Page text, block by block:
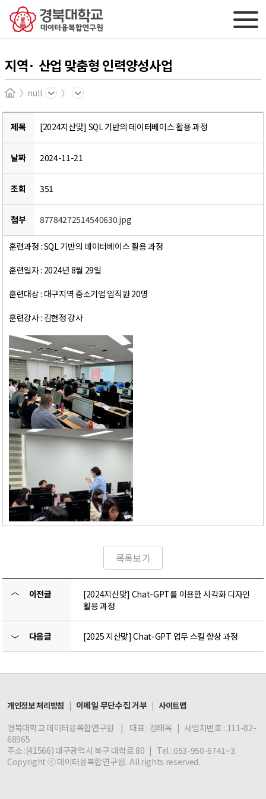
지역· 산업 맞춤형 인력양성사업
Homenull
제목 [2024지산맞] SQL 기반의 데이터베이스 활용 과정
날짜 2024-11-21
조회 351
첨부 87784272514540630.jpg
훈련과정 : SQL 기반의 데이터베이스 활용 과정
훈련일자 : 2024년 8월 29일
훈련대상 : 대구지역 중소기업 임직원 20명
훈련강사 : 김현정 강사
목록보기
〈 이전글
[2024지산맞] Chat-GPT를 이용한 시각화 디자인
활용 과정
〉 다음글 [2025 지산맞] Chat-GPT 업무 스킬 향상 과정
개인정보 처리방침 | 이메일 무단수집 거부 | 사이트맵
경북대학교 데이터융복합연구원 | 대표 : 정태옥 | 사업자번호 : 111-82-
68965
주소 :(41566) 대구광역시 북구 대학로 80 | Tel : 053-950-6741~3
Copyright ⓒ 데이터융복합연구원. All rights reserved.